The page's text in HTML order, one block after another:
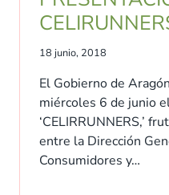
18 junio, 2018
El Gobierno de
miércoles 6 de junio
‘CELIRRUNNERS,’
entre la Dirección
Consumidores y…